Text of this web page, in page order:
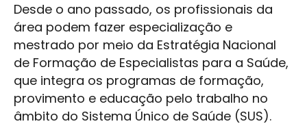
Desde o ano passado, os profissionais da
área podem fazer especialização e
mestrado por meio da Estratégia Nacional
de Formação de Especialistas para a Saúde,
que integra os programas de formação,
provimento e educação pelo trabalho no
âmbito do Sistema Único de Saúde (SUS).